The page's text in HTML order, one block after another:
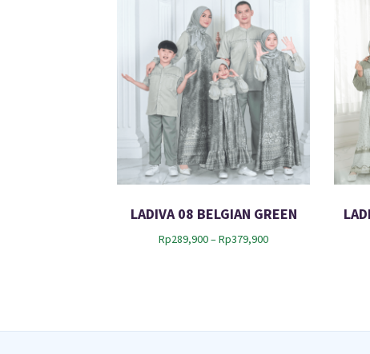
LADIVA 08 BELGIAN GREEN
Rp289,900–Rp379,900P
a